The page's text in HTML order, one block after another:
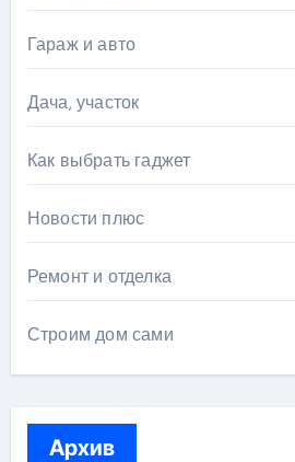
Гараж и авто
Дача, участок
Как выбрать гаджет
Новости плюс
Ремонт и отделка
Строим дом сами
Архив